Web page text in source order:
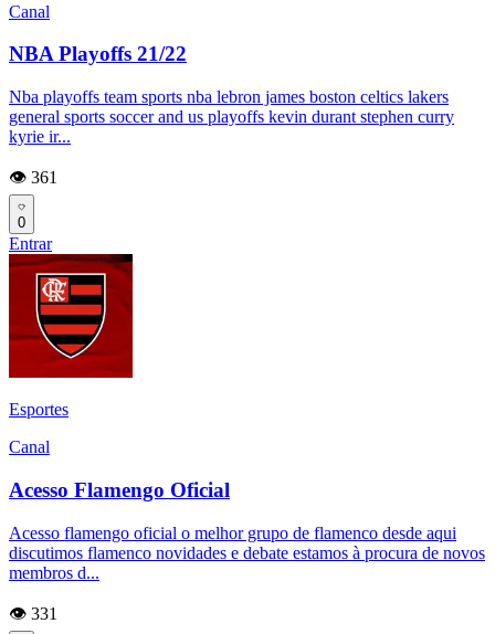
Canal
NBA Playoffs 21/22
Nba playoffs team sports nba lebron james boston celtics lakers
general sports soccer and us playoffs kevin durant stephen curry
kyrie ir...
👁️ 361
0
Entrar
Esportes
Canal
Acesso Flamengo Oficial
Acesso flamengo oficial o melhor grupo de flamenco desde aqui
discutimos flamenco novidades e debate estamos à procura de novos
membros d...
👁️ 331